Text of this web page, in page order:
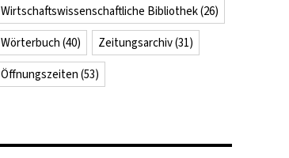
Wirtschaftswissenschaftliche Bibliothek(26)
Wörterbuch (40) Zeitungsarchiv(31)
Öffnungszeiten (53)